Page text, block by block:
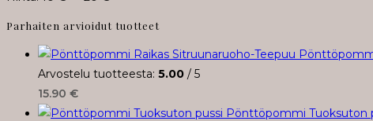
Parhaiten arvioidut tuotteet
Arvostelu tuotteesta: 5.00 / 5
15.90 €
Pönttöpommi Tuoksuton